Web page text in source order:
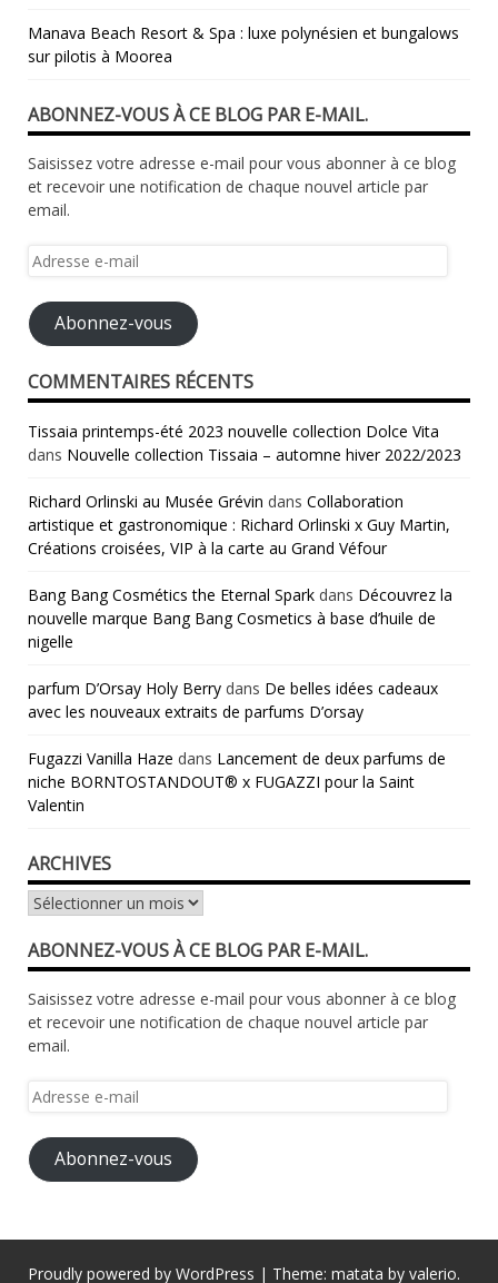
Manava Beach Resort & Spa : luxe polynésien et bungalows
sur pilotis à Moorea
ABONNEZ-VOUS À CE BLOG PAR E-MAIL.
Saisissez votre adresse e-mail pour vous abonner à ce blog
et recevoir une notification de chaque nouvel article par
email.
Adresse
mail
Abonnez-vous
COMMENTAIRES RÉCENTS
Tissaia printemps-été 2023 nouvelle collection Dolce Vita
dans Nouvelle collection Tissaia – automne hiver 2022/2023
Richard Orlinski au Musée Grévin dans Collaboration
artistique et gastronomique : Richard Orlinski x Guy Martin,
Créations croisées, VIP à la carte au Grand Véfour
Bang Bang Cosmétics the Eternal Spark dans Découvrez la
nouvelle marque Bang Bang Cosmetics à base d’huile de
nigelle
parfum D’Orsay Holy Berry dans De belles idées cadeaux
avec les nouveaux extraits de parfums D’orsay
Fugazzi Vanilla Haze dans Lancement de deux parfums de
niche BORNTOSTANDOUT® x FUGAZZI pour la Saint
Valentin
ARCHIVES
Archives
ABONNEZ-VOUS À CE BLOG PAR E-MAIL.
Saisissez votre adresse e-mail pour vous abonner à ce blog
et recevoir une notification de chaque nouvel article par
email.
Adresse
mail
Abonnez-vous
Proudly powered by WordPress | Theme: matata by valerio.